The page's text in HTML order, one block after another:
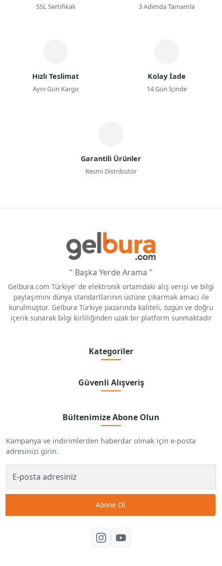
SSL Sertifikalı 3 Adımda Tamamla
Hızlı Teslimat
Aynı Gün Kargo
Kolay İade
14 Gün İçinde
Garantili Ürünler
Resmi Distribütör
" Başka Yerde Arama "
Gelbura.com Türkiye' de elektronik ortamdaki alış verişi ve bilgi
paylaşımını dünya standartlarının üstüne çıkarmak amacı ile
kurulmuştur. Gelbura Türkiye pazarında kaliteli, özgün ve doğru
içerik sunarak bilgi kirliliğinden uzak bir platform sunmaktadır
Kategoriler
Güvenli Alışveriş
Bültenimize Abone Olun
Kampanya ve indirimlerden haberdar olmak için e-posta
adresinizi girin.
Abone Ol